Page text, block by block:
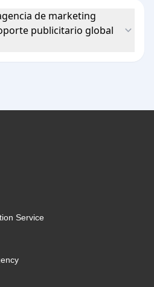
de marketing
publicitario global
Service